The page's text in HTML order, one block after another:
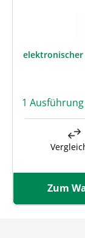
elektronischer
1 Ausführung
Zum